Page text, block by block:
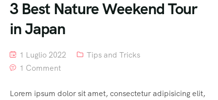
3 Best Nature Weekend Tour
in Japan
1 Luglio 2022
Tips and Tricks
1 Comment
Lorem ipsum dolor sit amet, consectetur adipisicing elit,